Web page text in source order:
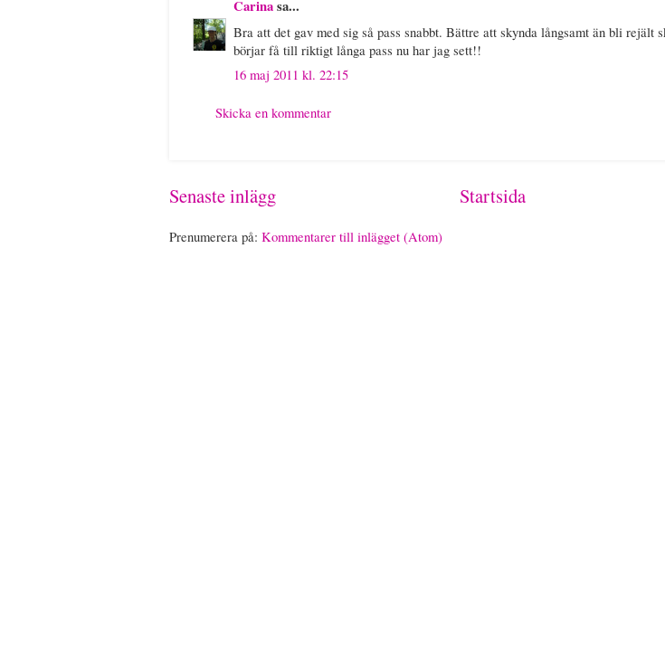
Carinasa...
Bra att det gav med sig så pass snabbt. Bättre att skynda långsamt än bli rejält
börjar få till riktigt långa pass nu har jag sett!!
16 maj 2011 kl. 22:15
Skicka en kommentar
Senaste inlägg Startsida
Prenumerera på: Kommentarer till inlägget (Atom)